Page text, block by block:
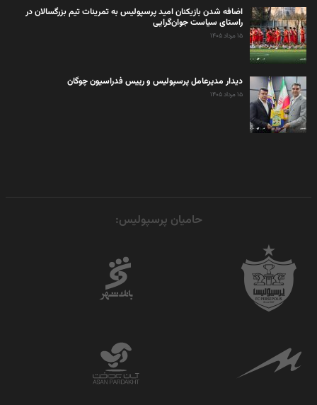
اضافه شدن بازیکنان امید پرسپولیس به تمرینات تیم بزرگسالان در
راستای سیاست جوان‌گرایی
۱۵ مرداد ۱۴۰۵
دیدار مدیرعامل پرسپولیس و رییس فدراسیون چوگان
۱۵ مرداد ۱۴۰۵
حامیان پرسپولیس: